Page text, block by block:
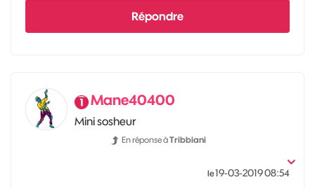
Répondre
Mane40400
Mini sosheur
En réponse àTribbiani
le‎19-03-201908:54